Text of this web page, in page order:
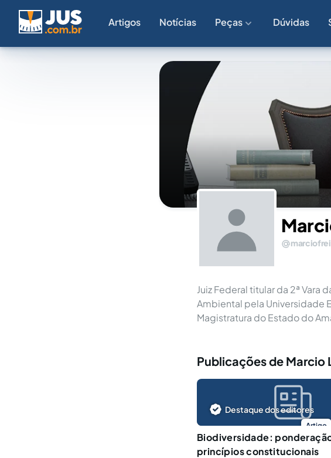
Artigos Notícias Peças Dúvidas
Juiz Federal titular da 2ª Vara
Ambiental pela Universidade
Magistratura do Estado do
Publicações de Marcio
Artigo
Destaque dos editores
Biodiversidade:
princípios constitucionais